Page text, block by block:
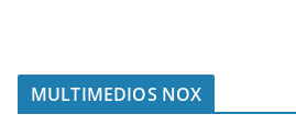
MULTIMEDIOS NOX